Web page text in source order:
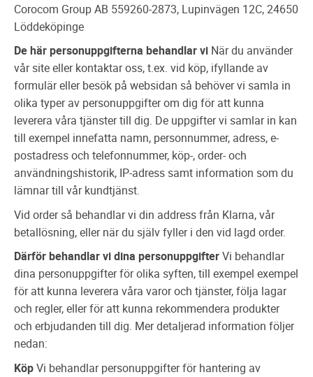
Corocom Group AB 559260-2873, Lupinvägen 12C, 24650
Löddeköpinge
De här personuppgifterna behandlar vi När du använder
vår site eller kontaktar oss, t.ex. vid köp, ifyllande av
formulär eller besök på websidan så behöver vi samla in
olika typer av personuppgifter om dig för att kunna
leverera våra tjänster till dig. De uppgifter vi samlar in kan
till exempel innefatta namn, personnummer, adress, e-
postadress och telefonnummer, köp-, order- och
användningshistorik, IP-adress samt information som du
lämnar till vår kundtjänst.
Vid order så behandlar vi din address från Klarna, vår
betallösning, eller när du själv fyller i den vid lagd order.
Därför behandlar vi dina personuppgifterVi behandlar
dina personuppgifter för olika syften, till exempel exempel
för att kunna leverera våra varor och tjänster, följa lagar
och regler, eller för att kunna rekommendera produkter
och erbjudanden till dig. Mer detaljerad information följer
nedan:
KöpVi behandlar personuppgifter för hantering av